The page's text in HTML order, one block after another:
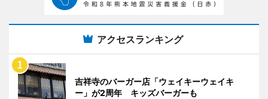
アクセスランキング
吉祥寺のバーガー店「ウェイキーウェイキ
ー」が2周年 キッズバーガーも